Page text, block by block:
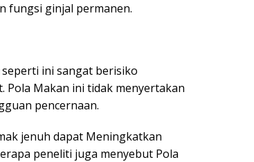
fungsi ginjal permanen.
ini sangat berisiko
Pola Makan ini tidak menyertakan
pencernaan.
jenuh dapat Meningkatkan
peneliti juga menyebut Pola